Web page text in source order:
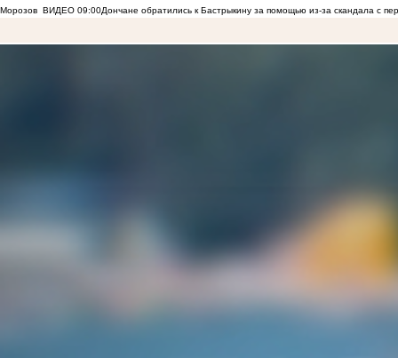
Морозов ВИДЕО 09:00Дончане обратились к Бастрыкину за помощью из-за скандала с